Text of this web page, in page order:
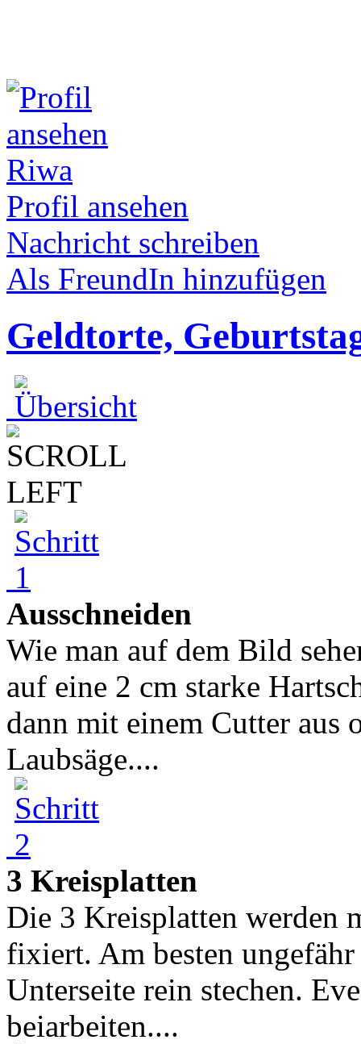
Riwa
Profil ansehen
Nachricht schreiben
Als FreundIn hinzufügen
Geldtorte,
Ausschneiden
Wie man auf dem Bild
auf eine 2 cm starke
dann mit einem Cutter aus
Laubsäge....
3 Kreisplatten
Die 3 Kreisplatten werden
fixiert. Am besten
Unterseite rein stechen.
beiarbeiten....